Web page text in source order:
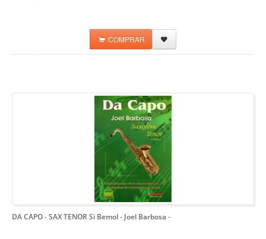
COMPRAR
DA CAPO - SAX TENOR Si Bemol - Joel Barbosa -